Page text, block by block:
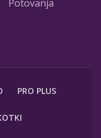
Potovanja
PRO PLUS